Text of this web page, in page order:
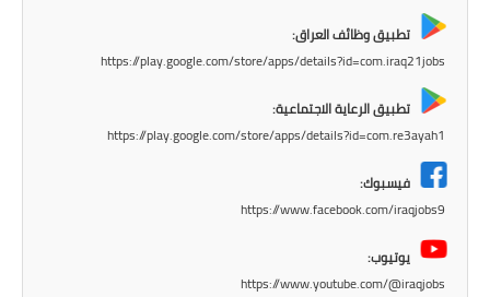
اسئلة وزارية
تطبيق وظائف العراق:
https://play.google.com/store/apps/details?id=com.iraq21jobs
تطبيق الرعاية الاجتماعية:
https://play.google.com/store/apps/details?id=com.re3ayah1
فيسبوك:
https://www.facebook.com/iraqjobs9
يوتيوب:
https://www.youtube.com/@iraqjobs